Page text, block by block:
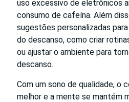
uso excessivo de eletrônicos
consumo de cafeína. Além
sugestões personalizadas
do descanso, como criar
ou ajustar o ambiente para
descanso.
Com um sono de qualidade, o
melhor e a mente se mantém